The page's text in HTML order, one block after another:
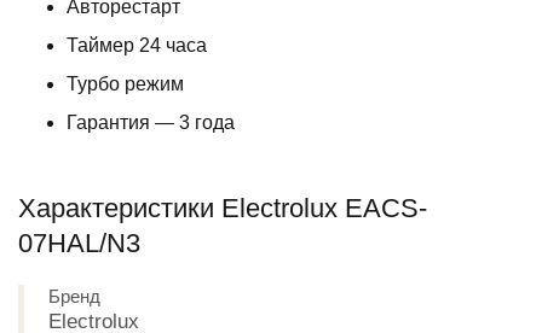
Авторестарт
Таймер 24 часа
Турбо режим
Гарантия — 3 года
Характеристики Electrolux EACS-
07HAL/N3
Бренд
Electrolux